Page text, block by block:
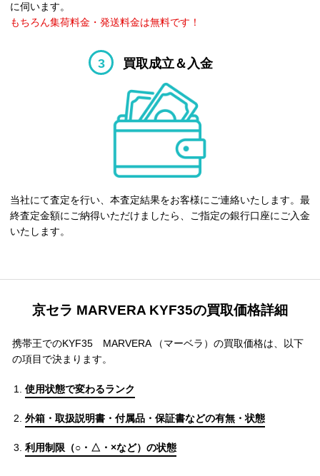
に伺います。
もちろん集荷料金・発送料金は無料です！
3 買取成立＆入金
当社にて査定を行い、本査定結果をお客様にご連絡いたします。最
終査定金額にご納得いただけましたら、ご指定の銀行口座にご入金
いたします。
京セラ MARVERA KYF35の買取価格詳細
携帯王でのKYF35 MARVERA （マーベラ）の買取価格は、以下
の項目で決まります。
使用状態で変わるランク
外箱・取扱説明書・付属品・保証書などの有無・状態
利用制限（○・△・×など）の状態